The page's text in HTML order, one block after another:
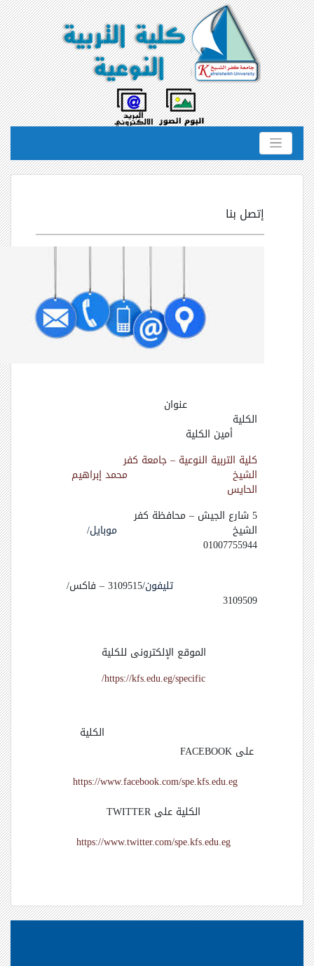
إتصل بنا
عنوان
الكلية
أمين الكلية
كلية التربية النوعية –جامعة كفر
الشيخ محمد إبراهيم
الحايس
5 شارع الجيش – محافظة كفر
الشيخ موبايل/
01007755944
تليفون/ 3109515 – فاكس/
3109509
الموقع الإلكترونى للكلية
/https://kfs.edu.eg/specific
الكلية
علىFACEBOOK
https://www.facebook.com/spe.kfs.edu.eg
الكلية علىTWITTER
https://www.twitter.com/spe.kfs.edu.eg